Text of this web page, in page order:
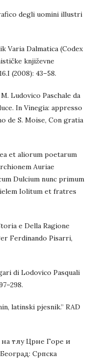
degli uomini illustri
Varia Dalmatica (Codex
književne
(2008): 43–58.
Ludovico Paschale da
In Vinegia: appresso
de S. Moise, Con gratia
et aliorum poetarum
Auriae
Dulcium nunc primum
Iolitum et fratres
e Della Ragione
Ferdinando Pisarri,
di Lodovico Pasquali
latinski pjesnik.” RAD
тлу Црне Горе и
Српска